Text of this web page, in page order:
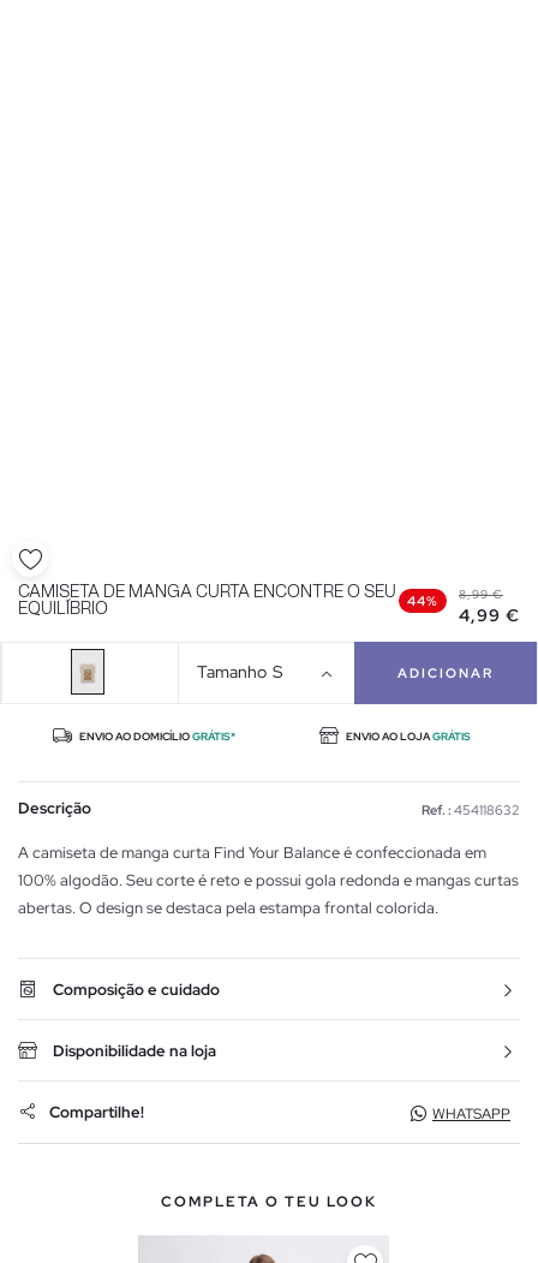
CAMISETA DE MANGA CURTA ENCONTRE O SEU
EQUILÍBRIO
44% 8,99 €
4,99 €
Tamanho S ADICIONAR
ENVIO AO DOMICÍLIOGRÁTIS* ENVIO AO LOJAGRÁTIS
Descrição Ref. : 454118632
A camiseta de manga curta Find Your Balance é confeccionada em
100% algodão. Seu corte é reto e possui gola redonda e mangas curtas
abertas. O design se destaca pela estampa frontal colorida.
Composição e cuidado
Disponibilidade na loja
Compartilhe! WHATSAPP
COMPLETA O TEU LOOK